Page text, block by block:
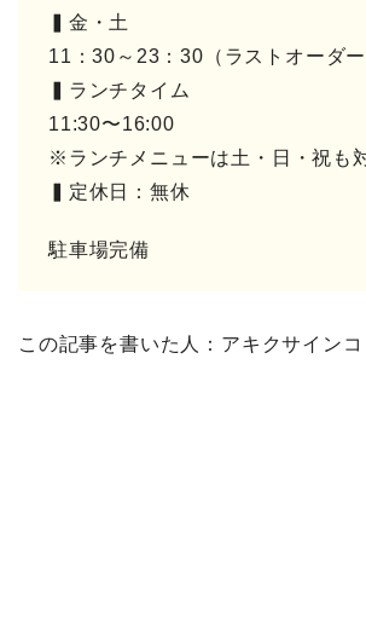
▍金・土
11：30～23：30（ラストオーダー
▍ランチタイム
11:30〜16:00
※ランチメニューは土・日・祝も
▍定休日：無休
駐車場完備
この記事を書いた人：アキクサインコ